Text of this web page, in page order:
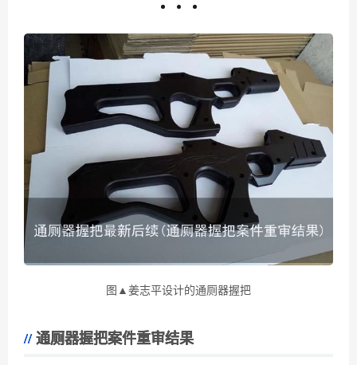
图▲姜志平设计的通厕器握把
通厕器握把案件重审结果